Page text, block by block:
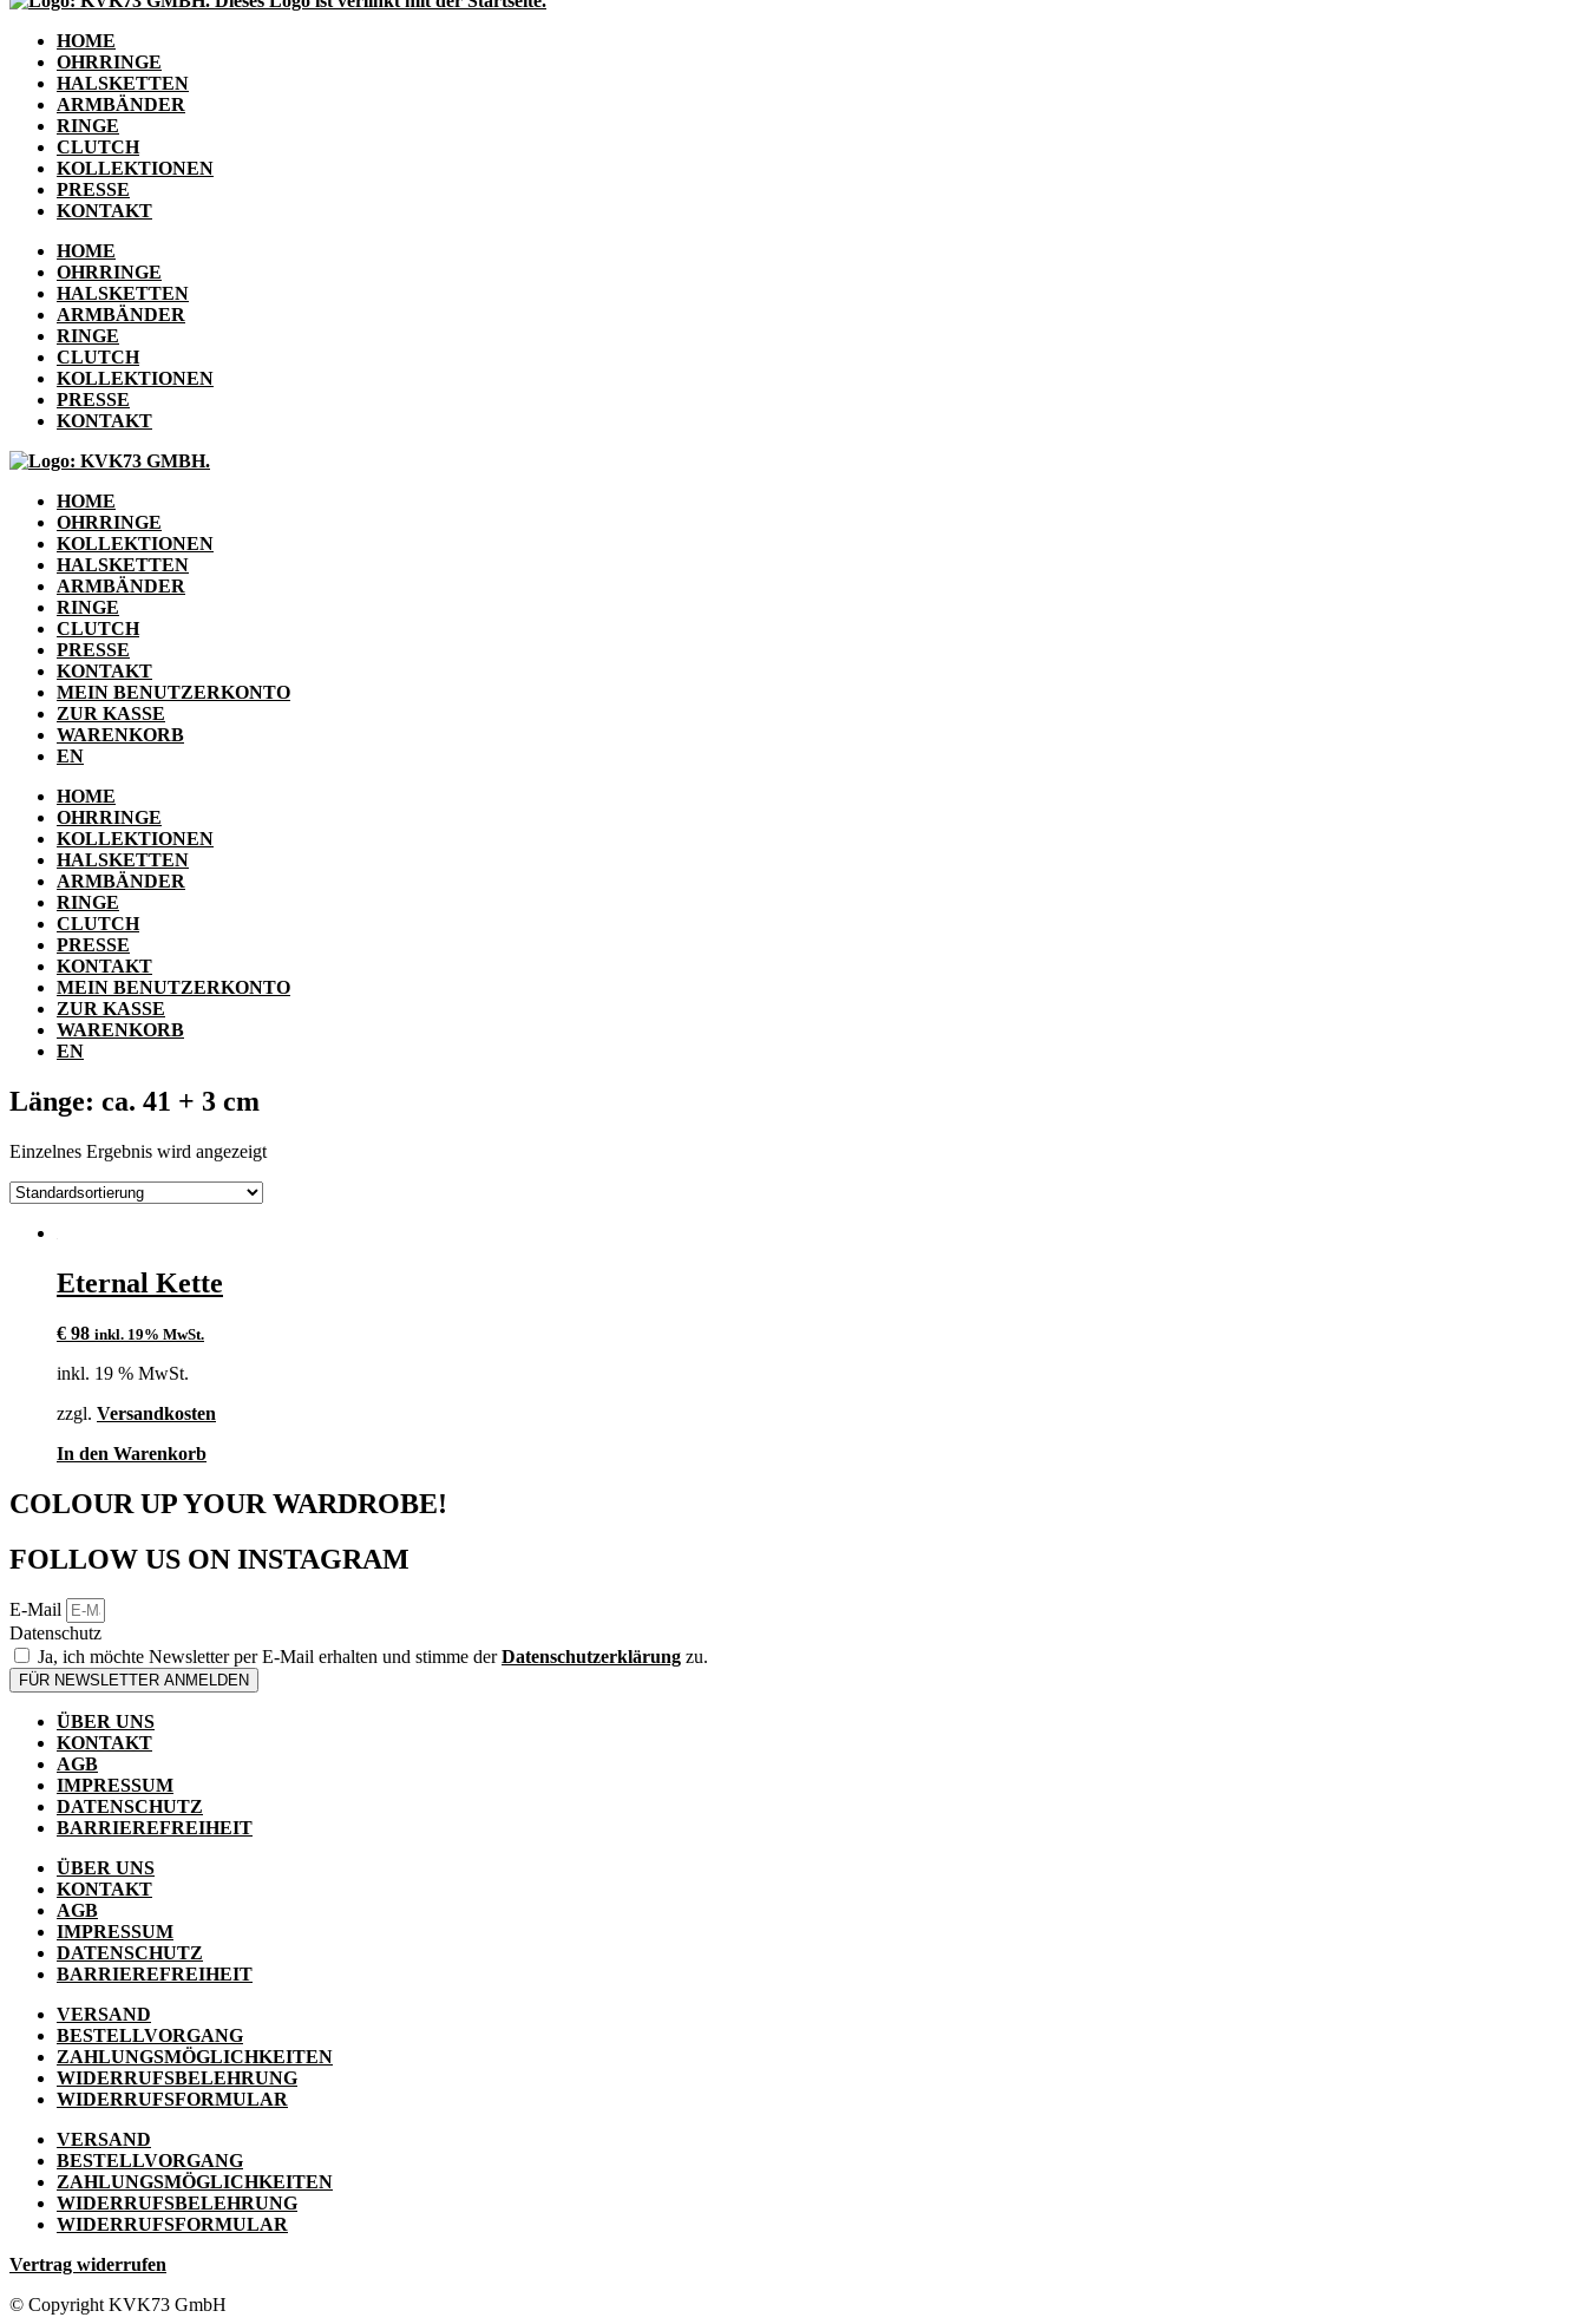
HOME
OHRRINGE
HALSKETTEN
ARMBÄNDER
RINGE
CLUTCH
KOLLEKTIONEN
PRESSE
KONTAKT
HOME
OHRRINGE
HALSKETTEN
ARMBÄNDER
RINGE
CLUTCH
KOLLEKTIONEN
PRESSE
KONTAKT
HOME
OHRRINGE
KOLLEKTIONEN
HALSKETTEN
ARMBÄNDER
RINGE
CLUTCH
PRESSE
KONTAKT
MEIN BENUTZERKONTO
ZUR KASSE
WARENKORB
EN
HOME
OHRRINGE
KOLLEKTIONEN
HALSKETTEN
ARMBÄNDER
RINGE
CLUTCH
PRESSE
KONTAKT
MEIN BENUTZERKONTO
ZUR KASSE
WARENKORB
EN
Länge: ca. 41 + 3 cm
Einzelnes Ergebnis wird angezeigt
Eternal Kette
€ 98 inkl. 19% MwSt.
inkl. 19 % MwSt.
zzgl. Versandkosten
In den Warenkorb
COLOUR UP YOUR WARDROBE!
FOLLOW US ON INSTAGRAM
E-Mail
Datenschutz
Ja, ich möchte Newsletter per E-Mail erhalten und stimme derDatenschutzerklärung zu.
FÜR NEWSLETTER ANMELDEN
ÜBER UNS
KONTAKT
AGB
IMPRESSUM
DATENSCHUTZ
BARRIEREFREIHEIT
ÜBER UNS
KONTAKT
AGB
IMPRESSUM
DATENSCHUTZ
BARRIEREFREIHEIT
VERSAND
BESTELLVORGANG
ZAHLUNGSMÖGLICHKEITEN
WIDERRUFSBELEHRUNG
WIDERRUFSFORMULAR
VERSAND
BESTELLVORGANG
ZAHLUNGSMÖGLICHKEITEN
WIDERRUFSBELEHRUNG
WIDERRUFSFORMULAR
Vertrag widerrufen
© Copyright KVK73 GmbH